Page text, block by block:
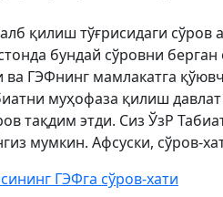
қилиш тўғрисидаги
бундай сўровни
ГЭФнинг мамлакатга
муҳофаза қилиш
тақдим этди. Сиз ЎзР
мумкин. Афсуски, сўров-
ГЭФга сўров-хати